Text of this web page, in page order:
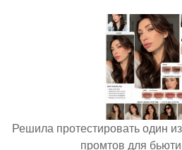
Решила протестировать один
промтов для